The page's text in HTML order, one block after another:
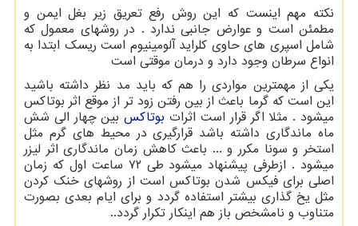
نکته مهم اینست که این روش رفع تعریق زیر بغل ایمن و
مطمئن است و عوارض جانبی ندارد . در روشهای معمول که
شامل اسپری های حاوی کلراید آلومینیوم است ریسک ابتدا به
انواع سرطان وجود دارد و درمان موقتی است
یکی از مهمترین مواردی را هم که باید مد نظر داشته باشید
این است که گرما باعث از بین رفتن زود تر از موقع اثر بوتاکس
میشود . مثلا اگر قرار است اثرات بوتاکسبین چهار الی شش
ماه ماندگاری داشته باشد قرارگیری در محیط های گرم مثل
استخر و سونا مکرر و ... باعث کاهش زمان ماندگاری اثر لیزر
میشود . ازطرفی پیشنهاد میشود طی ۷۲ ساعت اول که زمان
اصلی برای فیکس شدن بوتاکس است از روشهای خنک کردن
مثل یخ گذاری بیشتر استفاده گردد و برای ایام بعدی بصورت
متناوب و نامشخص باز هم اینکار تکرار گردد..